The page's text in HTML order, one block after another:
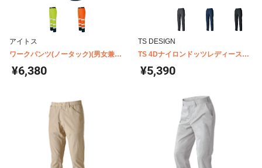
アイトス
ワークパンツ(ノータック)(男女兼用)
AZ-2750
¥6,380
TS DESIGN
TS 4Dナイロンドッツレディースマ
ルチパンツ 90421
¥5,390